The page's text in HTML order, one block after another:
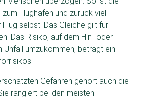
Flughafen und zurück viel
selbst. Das Gleiche gilt für
Das Risiko, auf dem Hin- oder
Unfall umzukommen, beträgt ein
Gefahren gehört auch die
rangiert bei den meisten